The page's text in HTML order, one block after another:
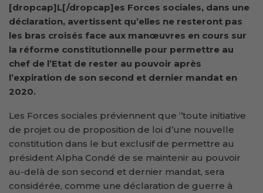
[dropcap]L[/dropcap]es Forces sociales, dans une
déclaration, avertissent qu’elles ne resteront pas
les bras croisés face aux manœuvres en cours sur
la réforme constitutionnelle pour permettre au
chef de l’Etat de rester au pouvoir après
l’expiration de son second et dernier mandat en
2020.
Les Forces sociales préviennent que ‘’toute initiative
de projet ou de proposition de loi d’une nouvelle
constitution dans le but exclusif de permettre au
président Alpha Condé de se maintenir au pouvoir
au-delà de son second et dernier mandat, sera
considérée, comme une déclaration de guerre à